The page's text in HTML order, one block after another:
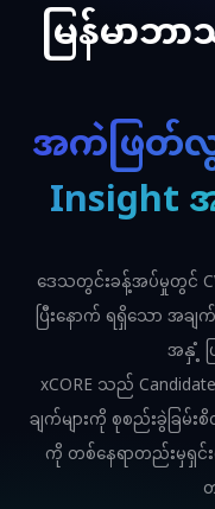
မြန်မာဘ
အကဲဖြတ်
Insight
ဒေသတွင်းခန့်အပ်မှုတွင် CV
ပြီးနောက် ရရှိသော အချ
အနှံ့
xCORE သည်
ချက်များကို စုစည်းခွဲခြမ်း
ကို တစ်နေရာတည်းမှရှင်